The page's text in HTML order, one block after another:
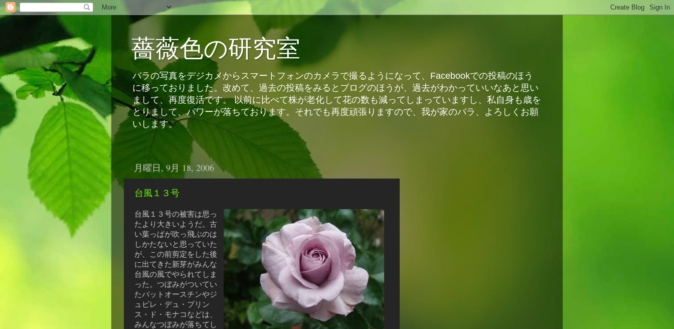
薔薇色の研究室
バラの写真をデジカメからスマートフォンのカメラで撮るようになって、Facebookでの投稿のほう
に移っておりました。改めて、過去の投稿をみるとブログのほうが、過去がわかっていいなあと思い
まして、再度復活です。 以前に比べて株が老化して花の数も減ってしまっていますし、私自身も歳を
とりまして、パワーが落ちております。それでも再度頑張りますので、我が家のバラ、よろしくお願
いします。
月曜日, 9月 18, 2006
台風１３号
台風１３号の被害は思っ
たより大きいようだ。古
い葉っぱが吹っ飛ぶのは
しかたないと思っていた
が、この前剪定をした後
に出てきた新芽がみんな
台風の風でやられてしま
った。つぼみがついてい
たパットオースチンやジ
ュビレ・デュ・プリン
ス・ド・モナコなどは、
みんなつぼみが落ちてし